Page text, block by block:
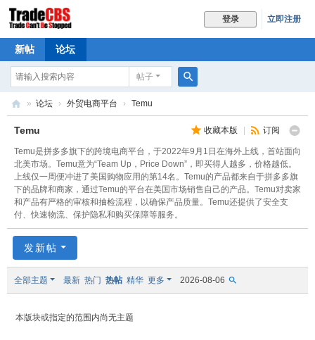
登录 立即注册
新帖 论坛
帖子
索
e
C
B
S
» 论坛 › 外贸电商平台 › Temu
收藏本版 订阅
Temu
Temu是拼多多旗下的跨境电商平台，于2022年9月1日在海外上线，首站面向
北美市场。Temu意为“Team Up，Price Down”，即买得人越多，价格越低。
上线仅一周便冲进了美国购物应用的第14名。Temu的产品都来自于拼多多旗
下的品牌和商家，通过Temu的平台在美国市场销售自己的产品。Temu对卖家
和产品有严格的审核和抽检流程，以确保产品质量。Temu还提供了安全支
付、快速物流、保护隐私和购买保障等服务。
发新帖
全部主题 最新 热门 热帖 精华 更多 2026-08-06
本版块或指定的范围内尚无主题